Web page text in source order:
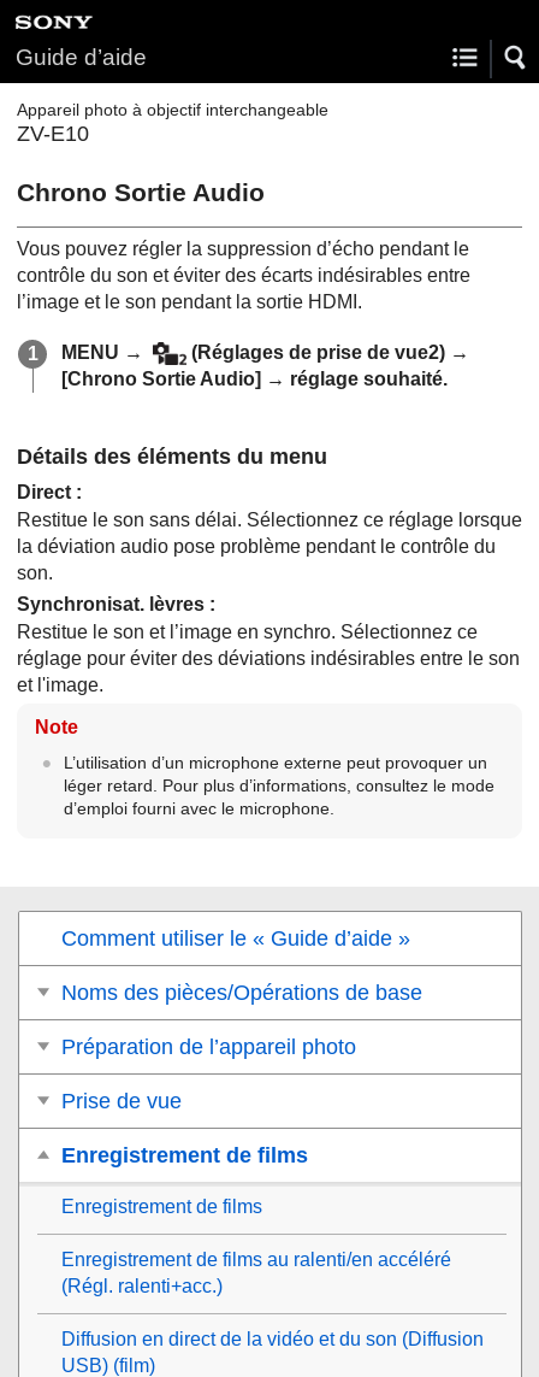
Guide d’aide
Appareil photo à objectif interchangeable
ZV-E10
Chrono Sortie Audio
Vous pouvez régler la suppression d’écho pendant le
contrôle du son et éviter des écarts indésirables entre
l’image et le son pendant la sortie HDMI.
MENU → (Réglages de prise de vue2) →
[Chrono Sortie Audio] → réglage souhaité.
Détails des éléments du menu
Direct :
Restitue le son sans délai. Sélectionnez ce réglage lorsque
la déviation audio pose problème pendant le contrôle du
son.
Synchronisat. lèvres :
Restitue le son et l’image en synchro. Sélectionnez ce
réglage pour éviter des déviations indésirables entre le son
et l'image.
Note
L’utilisation d’un microphone externe peut provoquer un
léger retard. Pour plus d’informations, consultez le mode
d’emploi fourni avec le microphone.
Comment utiliser le « Guide d’aide »
Noms des pièces/Opérations de base
Préparation de l’appareil photo
Prise de vue
Enregistrement de films
Enregistrement de films
Enregistrement de films au ralenti/en accéléré
(Régl. ralenti+acc.)
Diffusion en direct de la vidéo et du son (Diffusion
USB) (film)